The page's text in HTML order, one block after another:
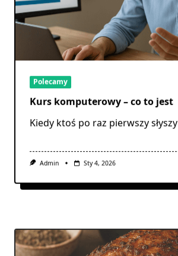
Polecamy
Kurs komputerowy – co to jest
Kiedy ktoś po raz pierwszy słyszy
Admin Sty 4, 2026